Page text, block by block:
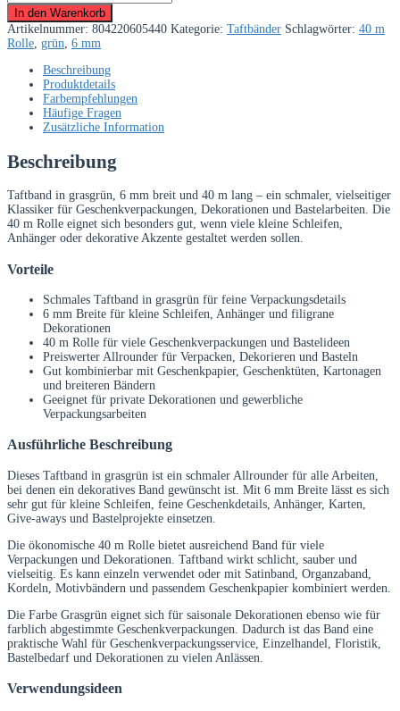
6
mm
Grasgrün
–
Rolle
Menge
In den Warenkorb
Artikelnummer: 804220605440 Kategorie: Taftbänder Schlagwörter: 40 m
Rolle, grün, 6 mm
Beschreibung
Produktdetails
Farbempfehlungen
Häufige Fragen
Zusätzliche Information
Beschreibung
Taftband in grasgrün, 6 mm breit und 40 m lang – ein schmaler, vielseitiger
Klassiker für Geschenkverpackungen, Dekorationen und Bastelarbeiten. Die
40 m Rolle eignet sich besonders gut, wenn viele kleine Schleifen,
Anhänger oder dekorative Akzente gestaltet werden sollen.
Vorteile
Schmales Taftband in grasgrün für feine Verpackungsdetails
6 mm Breite für kleine Schleifen, Anhänger und filigrane
Dekorationen
40 m Rolle für viele Geschenkverpackungen und Bastelideen
Preiswerter Allrounder für Verpacken, Dekorieren und Basteln
Gut kombinierbar mit Geschenkpapier, Geschenktüten, Kartonagen
und breiteren Bändern
Geeignet für private Dekorationen und gewerbliche
Verpackungsarbeiten
Ausführliche Beschreibung
Dieses Taftband in grasgrün ist ein schmaler Allrounder für alle Arbeiten,
bei denen ein dekoratives Band gewünscht ist. Mit 6 mm Breite lässt es sich
sehr gut für kleine Schleifen, feine Geschenkdetails, Anhänger, Karten,
Give-aways und Bastelprojekte einsetzen.
Die ökonomische 40 m Rolle bietet ausreichend Band für viele
Verpackungen und Dekorationen. Taftband wirkt schlicht, sauber und
vielseitig. Es kann einzeln verwendet oder mit Satinband, Organzaband,
Kordeln, Motivbändern und passendem Geschenkpapier kombiniert werden.
Die Farbe Grasgrün eignet sich für saisonale Dekorationen ebenso wie für
farblich abgestimmte Geschenkverpackungen. Dadurch ist das Band eine
praktische Wahl für Geschenkverpackungsservice, Einzelhandel, Floristik,
Bastelbedarf und Dekorationen zu vielen Anlässen.
Verwendungsideen